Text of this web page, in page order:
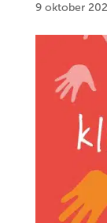
9 oktober